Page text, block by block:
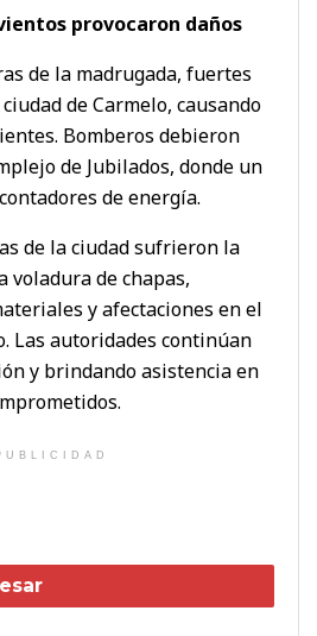
provocaron daños
de la madrugada, fuertes
de Carmelo, causando
Bomberos debieron
de Jubilados, donde un
de energía.
de la ciudad sufrieron la
voladura de chapas,
y afectaciones en el
Las autoridades continúan
y brindando asistencia en